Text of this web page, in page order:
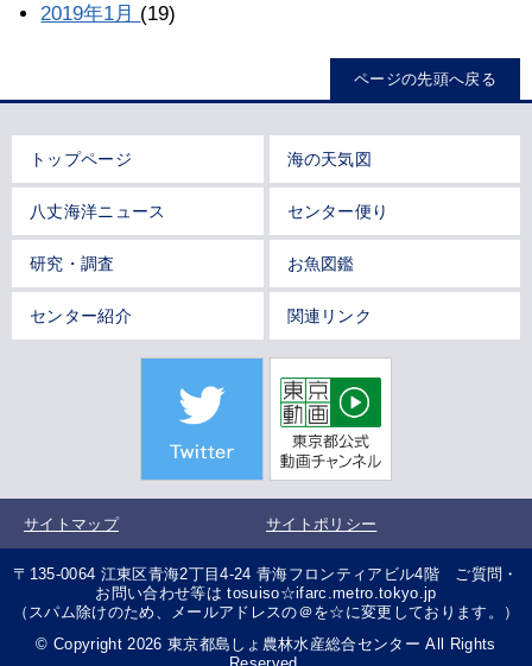
2019年1月 (19)
ページの先頭へ戻る
トップページ 海の天気図
八丈海洋ニュース センター便り
研究・調査 お魚図鑑
センター紹介 関連リンク
サイトマップ サイトポリシー
〒135-0064 江東区青海2丁目4-24 青海フロンティアビル4階 ご質問・
お問い合わせ等は tosuiso☆ifarc.metro.tokyo.jp
（スパム除けのため、メールアドレスの＠を☆に変更しております。）
© Copyright 2026 東京都島しょ農林水産総合センター All Rights